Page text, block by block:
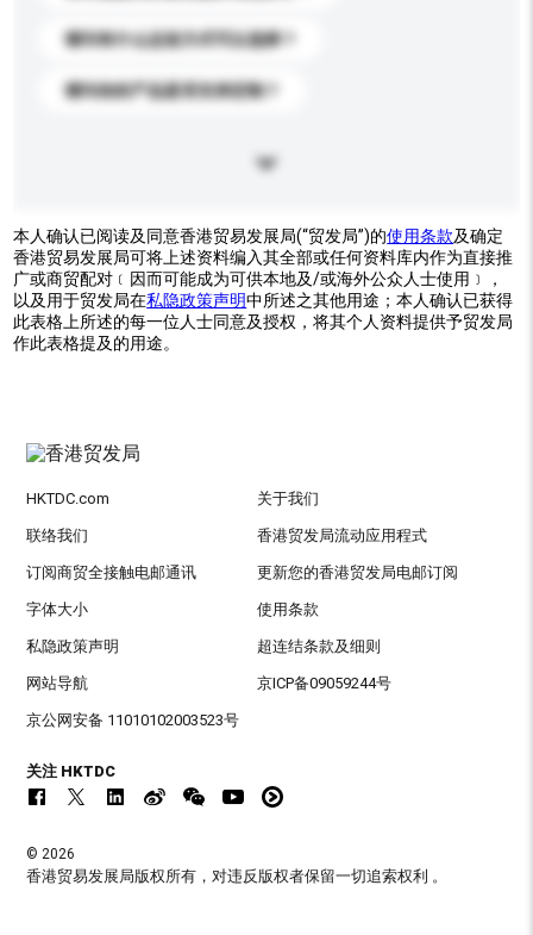
请问有什么运送方式可以选择？
请问你的产品是否支持定制？
本人确认已阅读及同意香港贸易发展局(“贸发局”)的使用条款及确定
香港贸易发展局可将上述资料编入其全部或任何资料库内作为直接推
广或商贸配对﹝因而可能成为可供本地及/或海外公众人士使用﹞，
以及用于贸发局在私隐政策声明中所述之其他用途；本人确认已获得
此表格上所述的每一位人士同意及授权，将其个人资料提供予贸发局
作此表格提及的用途。
HKTDC.com 关于我们
联络我们 香港贸发局流动应用程式
订阅商贸全接触电邮通讯 更新您的香港贸发局电邮订阅
字体大小 使用条款
私隐政策声明 超连结条款及细则
网站导航 京ICP备09059244号
京公网安备 11010102003523号
关注 HKTDC
© 2026
香港贸易发展局版权所有，对违反版权者保留一切追索权利 。